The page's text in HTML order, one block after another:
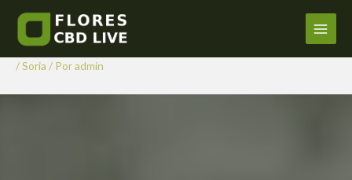
contenido
Main
Comprar Flores CBD en
Villasayas
/Soria / Poradmin